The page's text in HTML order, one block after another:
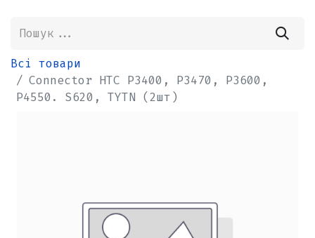
Всі товари
Connector HTC P3400, P3470, P3600,
P4550. S620, TYTN (2шт)